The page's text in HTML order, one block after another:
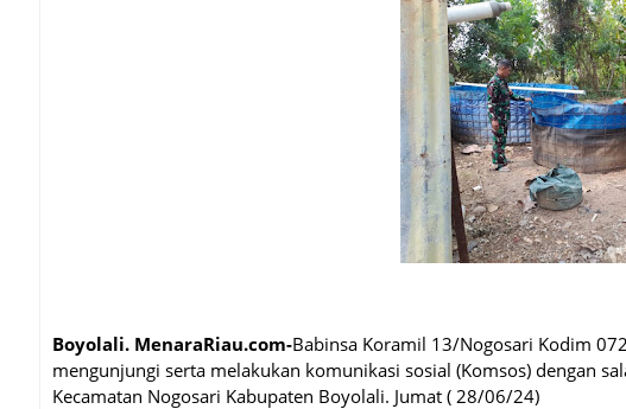
Boyolali. MenaraRiau.com-Babinsa Koramil 13/Nogosari Kodim
mengunjungi serta melakukan komunikasi sosial (Komsos) dengan
Kecamatan Nogosari Kabupaten Boyolali. Jumat ( 28/06/24)